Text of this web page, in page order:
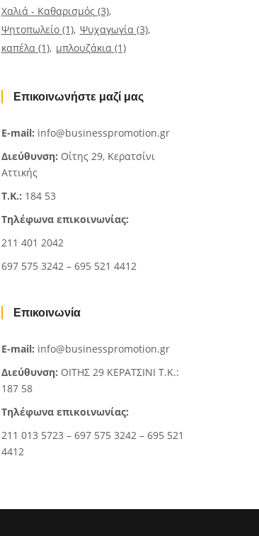
Χαλιά - Καθαρισμός(3)
Ψητοπωλείο(1) Ψυχαγωγία (3)
καπέλα (1) μπλουζάκια (1)
Επικοινωνήστε μαζί μας
E-mail: info@businesspromotion.gr
Διεύθυνση: Οίτης 29, Κερατσίνι
Αττικής
Τ.Κ.: 184 53
Τηλέφωνα επικοινωνίας:
211 401 2042
697 575 3242 – 695 521 4412
Επικοινωνία
E-mail: info@businesspromotion.gr
Διεύθυνση: ΟΙΤΗΣ 29 ΚΕΡΑΤΣΙΝΙ Τ.Κ.:
187 58
Τηλέφωνα επικοινωνίας:
211 013 5723 – 697 575 3242 – 695 521
4412